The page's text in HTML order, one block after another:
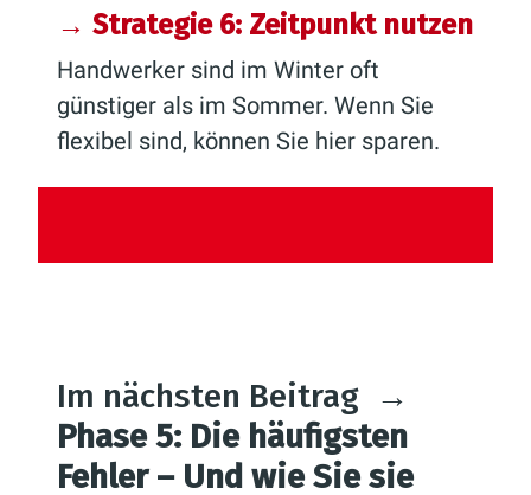
→ Strategie 6: Zeitpunkt nutzen
Handwerker sind im Winter oft
günstiger als im Sommer. Wenn Sie
flexibel sind, können Sie hier sparen.
Im nächsten Beitrag →
Phase 5: Die häufigsten
Fehler – Und wie Sie sie